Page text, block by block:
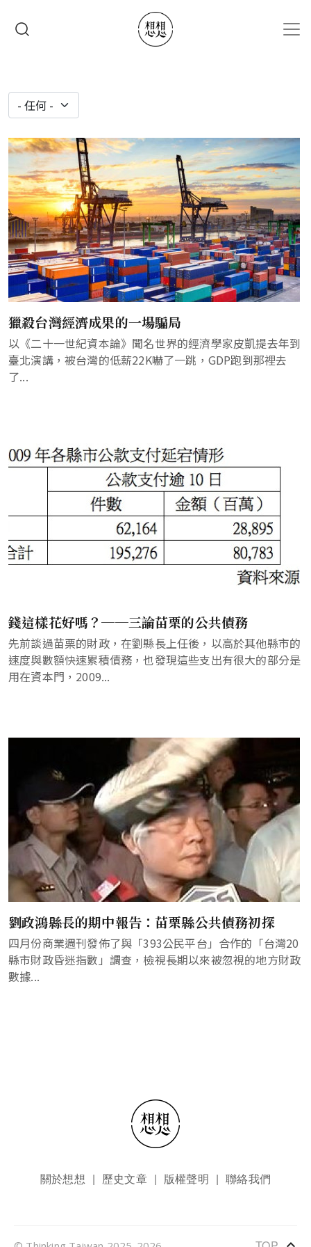
獵殺台灣經濟成果的一場騙局
以《二十一世紀資本論》聞名世界的經濟學家皮凱提去年到
臺北演講，被台灣的低薪22K嚇了一跳，GDP跑到那裡去
了...
錢這樣花好嗎？──三論苗栗的公共債務
先前談過苗栗的財政，在劉縣長上任後，以高於其他縣市的
速度與數額快速累積債務，也發現這些支出有很大的部分是
用在資本門，2009...
劉政鴻縣長的期中報告：苗栗縣公共債務初探
四月份商業週刊發佈了與「393公民平台」合作的「台灣20
縣市財政昏迷指數」調查，檢視長期以來被忽視的地方財政
數據...
頁尾選單關於想想 歷史文章 版權聲明 聯絡我們